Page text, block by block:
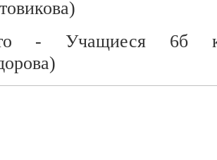
- Учащиеся 6б